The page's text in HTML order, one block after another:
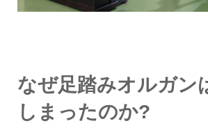
なぜ足踏みオルガン
しまったのか?